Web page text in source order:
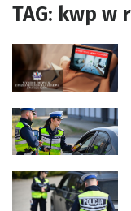
TAG: kwp w